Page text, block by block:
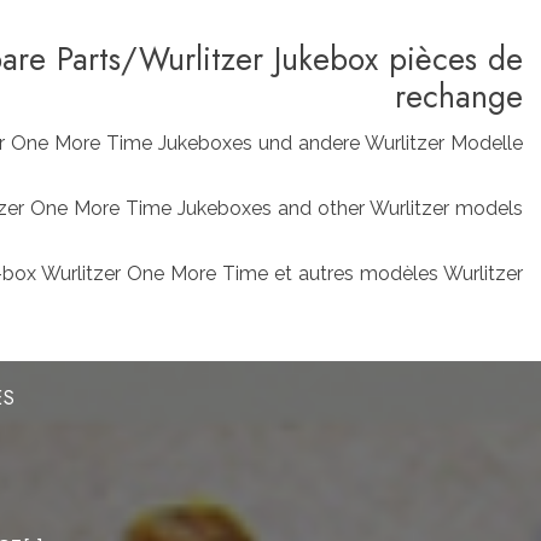
Parts/Wurlitzer Jukebox pièces de
rechange
More Time Jukeboxes und andere Wurlitzer Modelle
One More Time Jukeboxes and other Wurlitzer models
Wurlitzer One More Time et autres modèles Wurlitzer